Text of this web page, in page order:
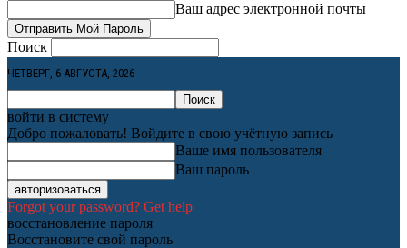
Ваш адрес электронной почты
Поиск
ЧЕТВЕРГ, 6 АВГУСТА, 2026
войти в систему
Добро пожаловать! Войдите в свою учётную запись
Ваше имя пользователя
Ваш пароль
Forgot your password? Get help
восстановление пароля
Восстановите свой пароль